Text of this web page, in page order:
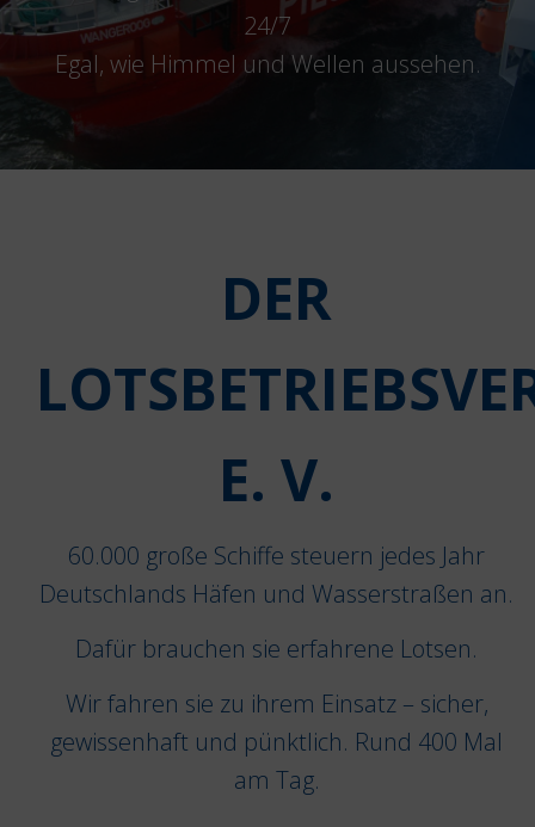
24/7
Egal, wie Himmel und Wellen aussehen.
DER
E. V.
60.000 große Schiffe steuern jedes Jahr
Deutschlands Häfen und Wasserstraßen an.
Dafür brauchen sie erfahrene Lotsen.
Wir fahren sie zu ihrem Einsatz – sicher,
gewissenhaft und pünktlich. Rund 400 Mal
am Tag.